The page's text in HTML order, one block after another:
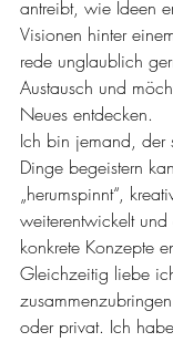
antreibt, wie Ideen
Visionen hinter
rede unglaublich
Austausch und
Neues entdecken.
Ich bin jemand, der
Dinge begeistern
„herumspinnt“,
weiterentwickelt und
konkrete Konzepte
Gleichzeitig liebe
oder privat. Ich